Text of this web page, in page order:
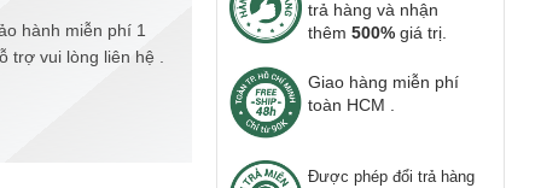
trả hàng và nhận
thêm500% giá trị.
Giao hàng miễn phí
toàn HCM .
Được phép đổi trả hàng
hành miễn phí 1
vui lòng liên hệ .